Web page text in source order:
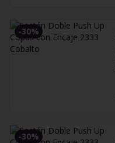
-30%
-30%